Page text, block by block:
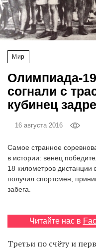
Мир
Олимпиада-
согнали с
кубинец
16 августа 2016
Самое странное
в истории: венец
18 километров
получил спортсмен,
забега.
Читайте нас в
Третьи по счёту и